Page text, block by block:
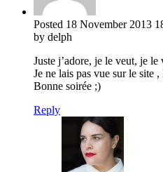
Posted 18 November 2013
by delph
Juste j’adore, je le veut, je
Je ne lais pas vue sur le site
Bonne soirée ;)
Reply